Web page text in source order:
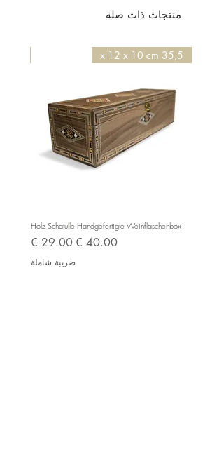
منتجات ذات صلة
35,5 x 12 x 10 cm
Holz Schatulle Handgefertigte Weinflaschenbox
سعر عاديسعر البيع
ضريبة شاملة